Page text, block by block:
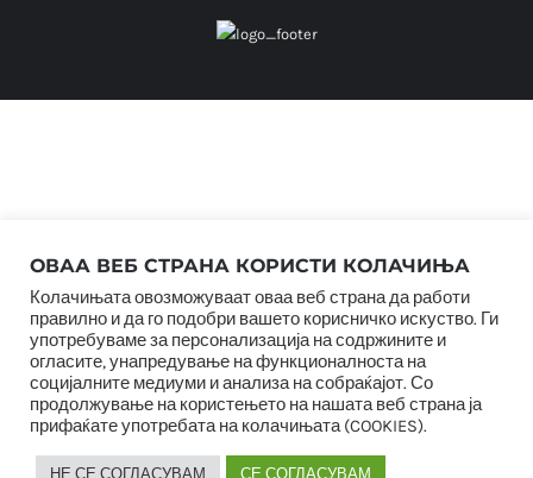
ОВАА ВЕБ СТРАНА КОРИСТИ КОЛАЧИЊА
Колачињата овозможуваат оваа веб страна да работи
правилно и да го подобри вашето корисничко искуство. Ги
употребуваме за персонализација на содржините и
огласите, унапредување на функционалноста на
социјалните медиуми и анализа на собраќајот. Со
продолжување на користењето на нашата веб страна ја
прифаќате употребата на колачињата (COOKIES).
НЕ СЕ СОГЛАСУВАМ СЕ СОГЛАСУВАМ